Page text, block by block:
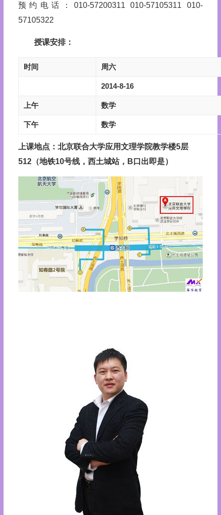
预约电话：010-57200311 010-57105311 010-
57105322
授课安排：
时间 周六
2014-8-16
上午 数学
下午 数学
上课地点：北京联合大学应用文理学院教学楼5层
512（地铁10号线，西土城站，B口出即是）